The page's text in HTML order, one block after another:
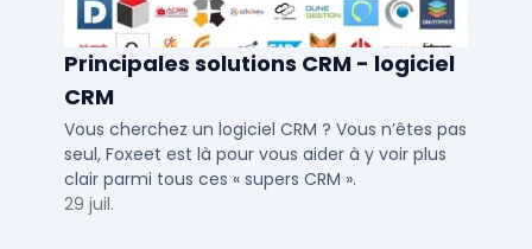
Principales solutions CRM - logiciel
CRM
Vous cherchez un logiciel CRM ? Vous n’êtes pas
seul, Foxeet est là pour vous aider à y voir plus
clair parmi tous ces « supers CRM ».
29 juil.